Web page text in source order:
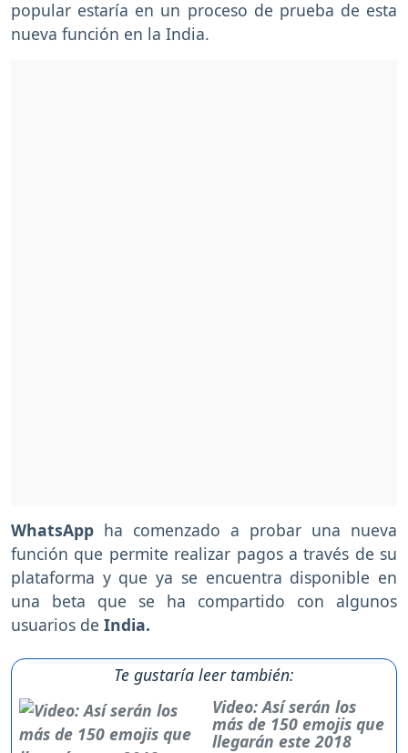
popular estaría en un proceso de prueba de esta
nueva función en la India.
WhatsApp ha comenzado a probar una nueva
función que permite realizar pagos a través de su
plataforma y que ya se encuentra disponible en
una beta que se ha compartido con algunos
usuarios de India.
Te gustaría leer también:
Video: Así serán los
más de 150 emojis que
llegarán este 2018